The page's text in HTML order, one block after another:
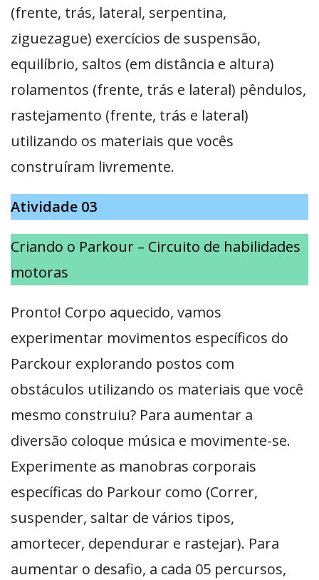
(frente, trás, lateral, serpentina,
ziguezague) exercícios de suspensão,
equilíbrio, saltos (em distância e altura)
rolamentos (frente, trás e lateral) pêndulos,
rastejamento (frente, trás e lateral)
utilizando os materiais que vocês
construíram livremente.
Atividade 03
Criando o Parkour – Circuito de habilidades
motoras
Pronto! Corpo aquecido, vamos
experimentar movimentos específicos do
Parckour explorando postos com
obstáculos utilizando os materiais que você
mesmo construiu? Para aumentar a
diversão coloque música e movimente-se.
Experimente as manobras corporais
específicas do Parkour como (Correr,
suspender, saltar de vários tipos,
amortecer, dependurar e rastejar). Para
aumentar o desafio, a cada 05 percursos,